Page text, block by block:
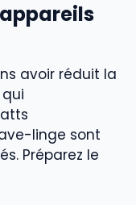
avoir réduit la
linge sont
Préparez le